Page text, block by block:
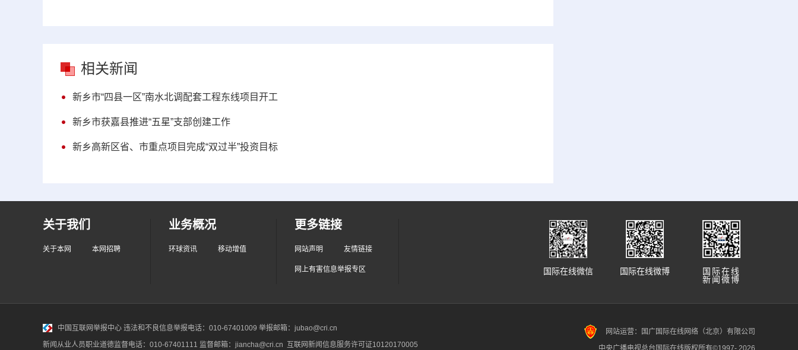
相关新闻
新乡市“四县一区”南水北调配套工程东线项目开工
新乡市获嘉县推进“五星”支部创建工作
新乡高新区省、市重点项目完成“双过半”投资目标
关于我们
关于本网 本网招聘
业务概况
环球资讯 移动增值
更多链接
网站声明 友情链接
网上有害信息举报专区
国际在线
新闻微博
国际在线微博
国际在线微信
中国互联网举报中心 违法和不良信息举报电话：010-67401009 举报邮箱：jubao@cri.cn
新闻从业人员职业道德监督电话：010-67401111 监督邮箱：jiancha@cri.cn 互联网新闻信息服务许可证10120170005
网站运营：国广国际在线网络（北京）有限公司
中央广播电视总台国际在线版权所有©1997- 2026